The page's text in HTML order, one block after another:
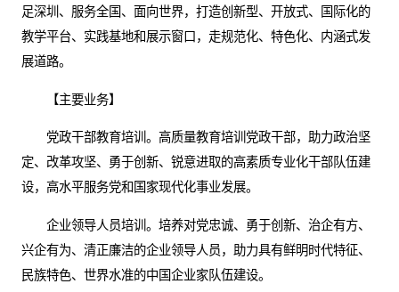
足深圳、服务全国、面向世界，打造创新型、开放式、国际化的
教学平台、实践基地和展示窗口，走规范化、特色化、内涵式发
展道路。
【主要业务】
党政干部教育培训。高质量教育培训党政干部，助力政治坚
定、改革攻坚、勇于创新、锐意进取的高素质专业化干部队伍建
设，高水平服务党和国家现代化事业发展。
企业领导人员培训。培养对党忠诚、勇于创新、治企有方、
兴企有为、清正廉洁的企业领导人员，助力具有鲜明时代特征、
民族特色、世界水准的中国企业家队伍建设。